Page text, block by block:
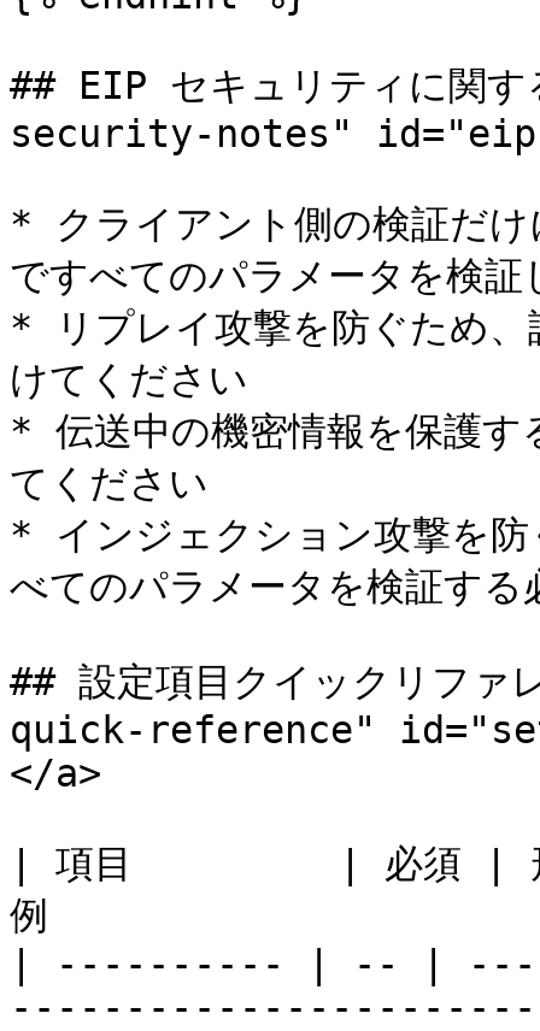
## EIP セキュリティに関
security-notes"
* クライアント側の検証だ
ですべてのパラメータを検証
* リプレイ攻撃を防ぐため
けてください
* 伝送中の機密情報を保護す
てください
* インジェクション攻撃を
べてのパラメータを検証する
## 設定項目クイックリ
quick-reference"
</a>
| 項目         | 必
例
| ---------- | -- |